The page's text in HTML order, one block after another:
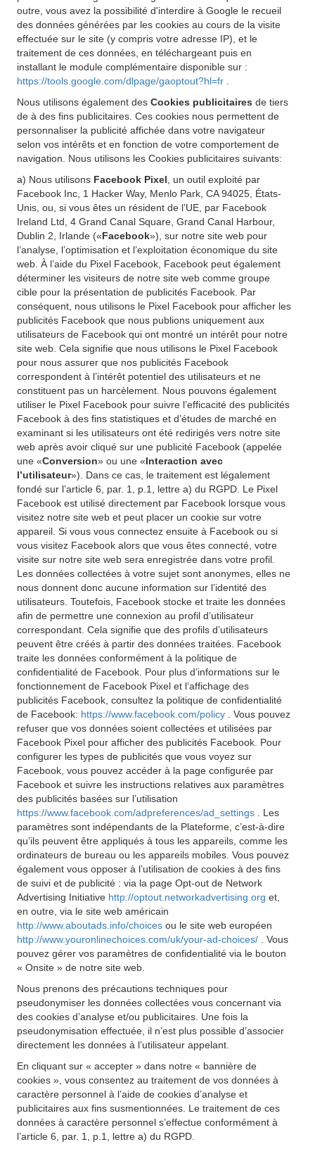
outre, vous avez la possibilité d'interdire à Google le recueil
des données générées par les cookies au cours de la visite
effectuée sur le site (y compris votre adresse IP), et le
traitement de ces données, en téléchargeant puis en
installant le module complémentaire disponible sur :
https://tools.google.com/dlpage/gaoptout?hl=fr
Nous utilisons également des Cookies publicitaires de tiers
de à des fins publicitaires. Ces cookies nous permettent de
personnaliser la publicité affichée dans votre navigateur
selon vos intérêts et en fonction de votre comportement de
navigation. Nous utilisons les Cookies publicitaires suivants:
a) Nous utilisons Facebook Pixel , un outil exploité par
Facebook Inc, 1 Hacker Way, Menlo Park, CA 94025, États-
Unis, ou, si vous êtes un résident de l’UE, par Facebook
Ireland Ltd, 4 Grand Canal Square, Grand Canal Harbour,
Dublin 2, Irlande («Facebook»), sur notre site web pour
l’analyse, l’optimisation et l’exploitation économique du site
web. À l’aide du Pixel Facebook, Facebook peut également
déterminer les visiteurs de notre site web comme groupe
cible pour la présentation de publicités Facebook. Par
conséquent, nous utilisons le Pixel Facebook pour afficher les
publicités Facebook que nous publions uniquement aux
utilisateurs de Facebook qui ont montré un intérêt pour notre
site web. Cela signifie que nous utilisons le Pixel Facebook
pour nous assurer que nos publicités Facebook
correspondent à l’intérêt potentiel des utilisateurs et ne
constituent pas un harcèlement. Nous pouvons également
utiliser le Pixel Facebook pour suivre l’efficacité des publicités
Facebook à des fins statistiques et d’études de marché en
examinant si les utilisateurs ont été redirigés vers notre site
web après avoir cliqué sur une publicité Facebook (appelée
une «Conversion» ou une «Interaction avec
l’utilisateur»). Dans ce cas, le traitement est légalement
fondé sur l’article 6, par. 1, p.1, lettre a) du RGPD. Le Pixel
Facebook est utilisé directement par Facebook lorsque vous
visitez notre site web et peut placer un cookie sur votre
appareil. Si vous vous connectez ensuite à Facebook ou si
vous visitez Facebook alors que vous êtes connecté, votre
visite sur notre site web sera enregistrée dans votre profil.
Les données collectées à votre sujet sont anonymes, elles ne
nous donnent donc aucune information sur l’identité des
utilisateurs. Toutefois, Facebook stocke et traite les données
afin de permettre une connexion au profil d’utilisateur
correspondant. Cela signifie que des profils d’utilisateurs
peuvent être créés à partir des données traitées. Facebook
traite les données conformément à la politique de
confidentialité de Facebook. Pour plus d’informations sur le
fonctionnement de Facebook Pixel et l’affichage des
publicités Facebook, consultez la politique de confidentialité
de Facebook: https://www.facebook.com/policy
. Vous pouvez
refuser que vos données soient collectées et utilisées par
Facebook Pixel pour afficher des publicités Facebook. Pour
configurer les types de publicités que vous voyez sur
Facebook, vous pouvez accéder à la page configurée par
Facebook et suivre les instructions relatives aux paramètres
des publicités basées sur l’utilisation
https://www.facebook.com/adpreferences/ad_settings
. Les
paramètres sont indépendants de la Plateforme, c’est-à-dire
qu’ils peuvent être appliqués à tous les appareils, comme les
ordinateurs de bureau ou les appareils mobiles. Vous pouvez
également vous opposer à l’utilisation de cookies à des fins
de suivi et de publicité : via la page Opt-out de Network
Advertising Initiative http://optout.networkadvertising.org et,
en outre, via le site web américain
http://www.aboutads.info/choices ou le site web européen
http://www.youronlinechoices.com/uk/your-ad-choices/
. Vous
pouvez gérer vos paramètres de confidentialité via le bouton
« Onsite » de notre site web.
Nous prenons des précautions techniques pour
pseudonymiser les données collectées vous concernant via
des cookies d’analyse et/ou publicitaires. Une fois la
pseudonymisation effectuée, il n’est plus possible d’associer
directement les données à l’utilisateur appelant.
En cliquant sur « accepter » dans notre « bannière de
cookies », vous consentez au traitement de vos données à
caractère personnel à l’aide de cookies d’analyse et
publicitaires aux fins susmentionnées. Le traitement de ces
données à caractère personnel s’effectue conformément à
l’article 6, par. 1, p.1, lettre a) du RGPD.